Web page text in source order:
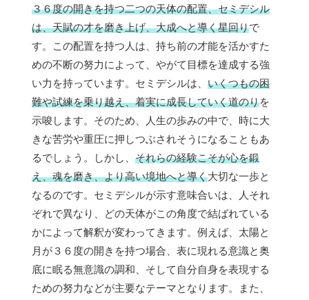
３６度の開きを持つ二つの天体の配置、セミデシル
は、天賦の才を磨き上げ、大成へと導く星回りで
す。この配置を持つ人は、持ち前の才能を活かすた
めの不断の努力によって、やがて目標を達成する強
い力を持っています。セミデシルは、 いくつもの困
難や試練を乗り越え、着実に成長していく道のりを
示唆します。そのため、人生の歩みの中で、時に大
きな苦労や重圧に押しつぶされそうになることもあ
るでしょう。しかし、 それらの経験こそが心を鍛
え、魂を磨き、より高い境地へと導く大切な一歩と
なるのです。セミデシルが示す意味合いは、人それ
ぞれで異なり、どの天体がこの角度で結ばれている
かによって解釈が変わってきます。例えば、太陽と
月が３６度の開きを持つ場合、表に現れる意識と奥
底に眠る無意識の調和、そして自分自身を表現する
ための努力などが主要なテーマとなります。また、